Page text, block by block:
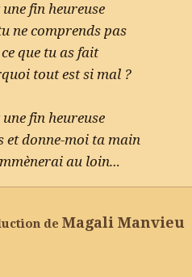
une fin heureuse
ne comprends pas
que tu as fait
tout est si mal ?
une fin heureuse
et donne-moi ta main
au loin…
de Magali Manvieu